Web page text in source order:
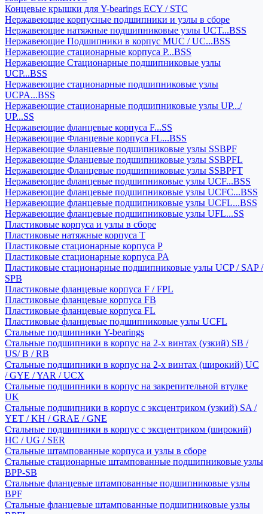
Концевые крышки для Y-bearings ECY / STC
Нержавеющие корпусные подшипники и узлы в сборе
Нержавеющие натяжные подшипниковые узлы UCT...BSS
Нержавеющие Подшипники в корпус MUC / UC...BSS
Нержавеющие стационарные корпуса P...BSS
Нержавеющие Стационарные подшипниковые узлы
UCP...BSS
Нержавеющие стационарные подшипниковые узлы
UCPA...BSS
Нержавеющие стационарные подшипниковые узлы UP.../
UP...SS
Нержавеющие фланцевые корпуса F...SS
Нержавеющие Фланцевые корпуса FL...BSS
Нержавеющие Фланцевые подшипниковые узлы SSBPF
Нержавеющие Фланцевые подшипниковые узлы SSBPFL
Нержавеющие Фланцевые подшипниковые узлы SSBPFT
Нержавеющие фланцевые подшипниковые узлы UCF...BSS
Нержавеющие фланцевые подшипниковые узлы UCFC...BSS
Нержавеющие фланцевые подшипниковые узлы UCFL...BSS
Нержавеющие фланцевые подшипниковые узлы UFL...SS
Пластиковые корпуса и узлы в сборе
Пластиковые натяжные корпуса T
Пластиковые стационарные корпуса P
Пластиковые стационарные корпуса PA
Пластиковые стационарные подшипниковые узлы UCP / SAP /
SPB
Пластиковые фланцевые корпуса F / FPL
Пластиковые фланцевые корпуса FB
Пластиковые фланцевые корпуса FL
Пластиковые фланцевые подшипниковые узлы UCFL
Стальные подшипники Y-bearings
Стальные подшипники в корпус на 2-х винтах (узкий) SB /
US/ B / RB
Стальные подшипники в корпус на 2-х винтах (широкий) UC
/ GYE / YAR / UCX
Стальные подшипники в корпус на закрепительной втулке
UK
Стальные подшипники в корпус с эксцентриком (узкий) SA /
YET / KH / GRAE / GNE
Стальные подшипники в корпус с эксцентриком (широкий)
HC / UG / SER
Стальные штампованные корпуса и узлы в сборе
Стальные стационарные штампованные подшипниковые узлы
BPP-SB
Стальные фланцевые штампованные подшипниковые узлы
BPF
Стальные фланцевые штампованные подшипниковые узлы